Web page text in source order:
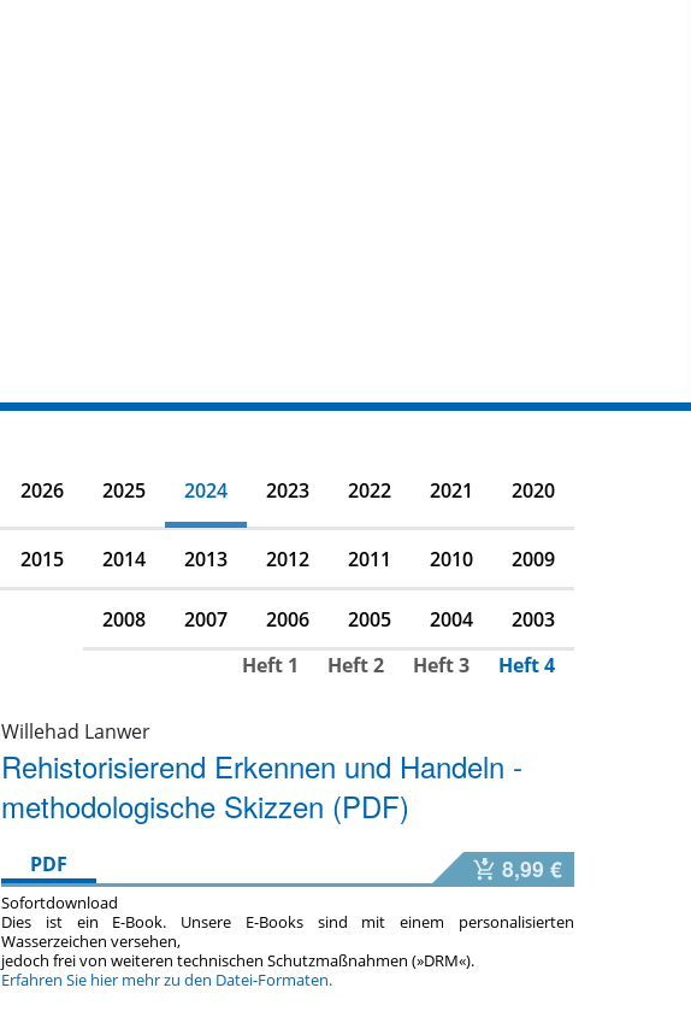
2026 2025 2024 2023 2022 2021 2020
2015 2014 2013 2012 2011 2010 2009
2008 2007 2006 2005 2004 2003
Heft 1 Heft 2 Heft 3 Heft 4
Willehad Lanwer
Rehistorisierend Erkennen und Handeln -
methodologische Skizzen (PDF)
PDF 8,99 €
Sofortdownload
Dies ist ein E-Book. Unsere E-Books sind mit einem personalisierten
Wasserzeichen versehen,
jedoch frei von weiteren technischen Schutzmaßnahmen (»DRM«).
Erfahren Sie hier mehr zu den Datei-Formaten.